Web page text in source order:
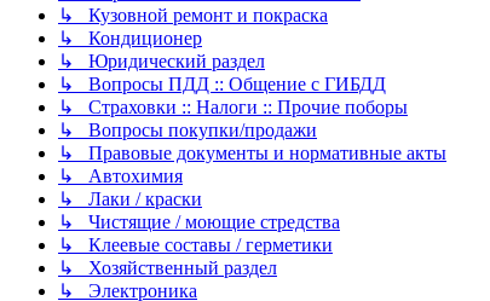
↳ Кузовной ремонт и покраска
↳ Кондиционер
↳ Юридический раздел
↳ Вопросы ПДД :: Общение с ГИБДД
↳ Страховки :: Налоги :: Прочие поборы
↳ Вопросы покупки/продажи
↳ Правовые документы и нормативные акты
↳ Автохимия
↳ Лаки / краски
↳ Чистящие / моющие стредства
↳ Клеевые составы / герметики
↳ Хозяйственный раздел
↳ Электроника